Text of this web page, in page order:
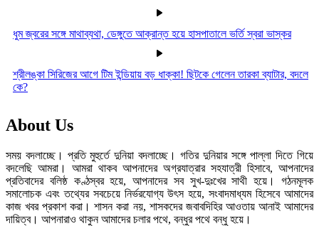
ধুম জ্বরের সঙ্গে মাথাব্যথা, ডেঙ্গুতে আক্রান্ত হয়ে হাসপাতালে ভর্তি স্বরা ভাস্কর
শ্রীলঙ্কা সিরিজের আগে টিম ইন্ডিয়ায় বড় ধাক্কা! ছিটকে গেলেন তারকা ব্যাটার, বদলে
কে?
About Us
সময় বদলাচ্ছে। প্রতি মুহুর্তে দুনিয়া বদলাচ্ছে। গতির দুনিয়ার সঙ্গে পাল্লা দিতে গিয়ে
বদলেছি আমরা। আমরা থাকব আপনাদের অগ্রযাত্রার সহযাত্রী হিসাবে, আপনাদের
প্রতিবাদের বলিষ্ঠ কণ্ঠস্বর হয়ে, আপনাদের সব সুখ-দুঃখের সাথী হয়ে। গঠনমূলক
সমালোচক এবং তথ্যের সবচেয়ে নির্ভরযোগ্য উ‍ৎস হয়ে, সংবাদমাধ্যম হিসেবে আমাদের
কাজ খবর প্রকাশ করা। শাসন করা নয়, শাসকদের জবাবদিহির আওতায় আনাই আমাদের
দায়িত্ব। আপনারাও থাকুন আমাদের চলার পথে, বন্ধুর পথে বন্ধু হয়ে।